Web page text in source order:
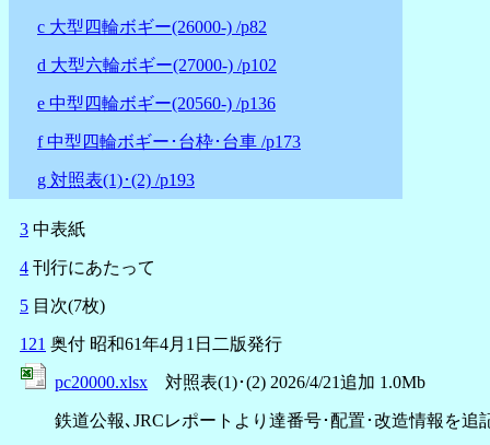
c 大型四輪ボギー(26000-) /p82
d 大型六輪ボギー(27000-) /p102
e 中型四輪ボギー(20560-) /p136
f 中型四輪ボギー･台枠･台車 /p173
g 対照表(1)･(2) /p193
3 中表紙
4 刊行にあたって
5 目次(7枚)
121 奥付 昭和61年4月1日二版発行
pc20000.xlsx 対照表(1)･(2) 2026/4/21追加 1.0Mb
鉄道公報､JRCレポートより達番号･配置･改造情報を追